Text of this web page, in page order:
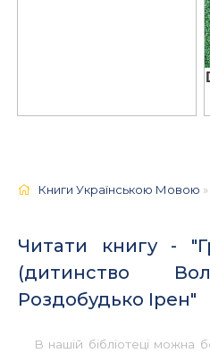
Книги Українською Мовою »
Читати книгу -
(дитинство
Роздобудько Ірен"
В нашій бібліотеці можна